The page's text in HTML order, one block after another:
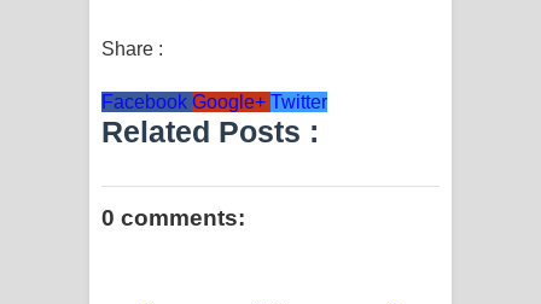
Ahimi Wimai Himi Song Lyrics - අහිමි
Share :
Facebook Google+ Twitter
Related Posts :
0 comments: